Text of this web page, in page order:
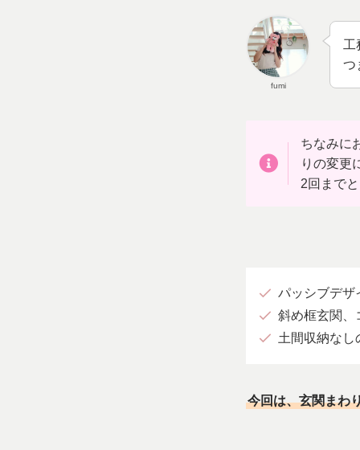
fumi
工
つ
ちなみに
りの変更
2回まで
パッシブデザ
斜め框玄関、
土間収納なし
今回は、玄関まわ